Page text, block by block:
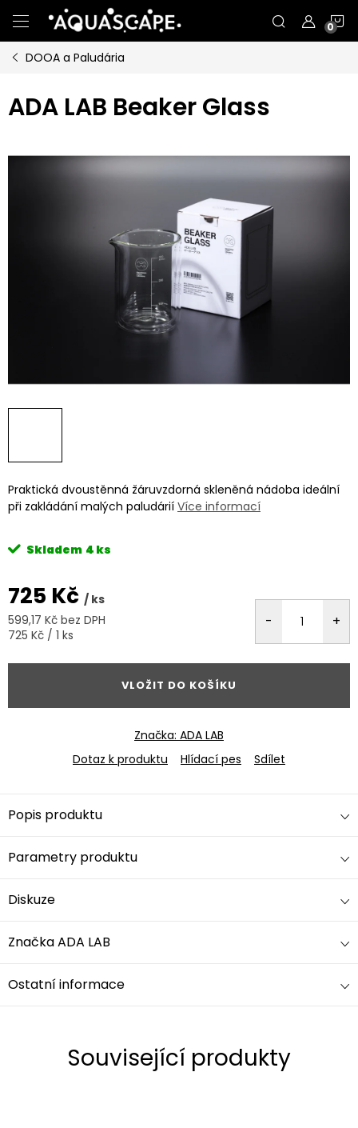
na
obsah
DOOA a Paludária
ADA LAB Beaker Glass
Praktická dvoustěnná žáruvzdorná skleněná nádoba ideální
při zakládání malých paludárií Více informací
Skladem 4 ks
725 Kč / ks
599,17 Kč bez DPH
Měrná
725 Kč / 1 ks
VLOŽIT DO KOŠÍKU
Značka: ADA LAB
Dotaz k produktu
Hlídací pes Sdílet
Popis produktu
Parametry produktu
Diskuze
ZnačkaADA LAB
Ostatní informace
Související produkty